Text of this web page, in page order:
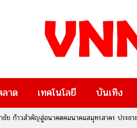
าด เทคโนโลยี บันเทิง
หากาพย์ความล้มเหลวทางการคลัง